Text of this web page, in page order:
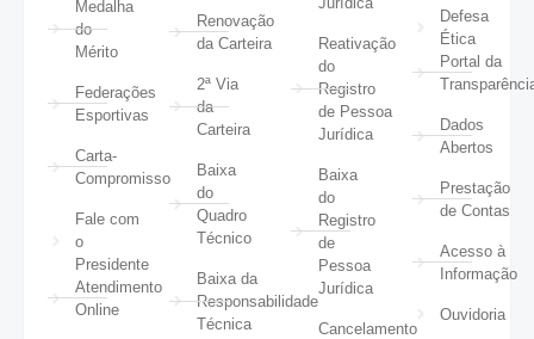
Medalha
do
Mérito
Federações
Esportivas
Carta-
Compromisso
Fale com
o
Presidente
Atendimento
Online
Renovação
da Carteira
2ª Via
da
Carteira
Baixa
do
Quadro
Técnico
Baixa da
Responsabilidade
Técnica
Reativação
do
Registro
de Pessoa
Jurídica
Baixa
do
Registro
de
Pessoa
Jurídica
Cancelamento
Defesa
Ética
Portal da
Dados
Abertos
Prestação
de Contas
Acesso à
Informação
Ouvidoria